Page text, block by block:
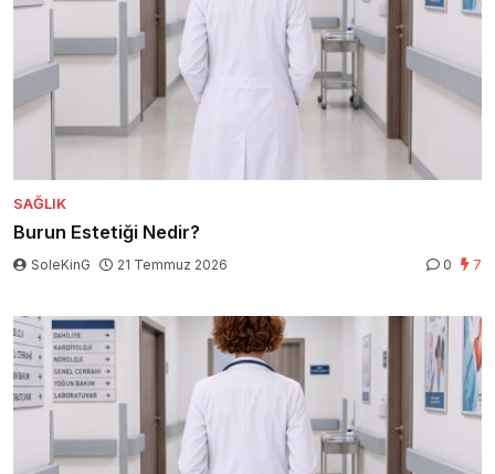
SAĞLIK
Burun Estetiği Nedir?
SoleKinG 21 Temmuz 2026 0 7